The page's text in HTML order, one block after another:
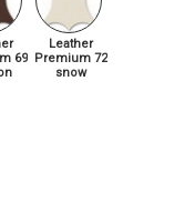
69
Leather
Premium 72
snow